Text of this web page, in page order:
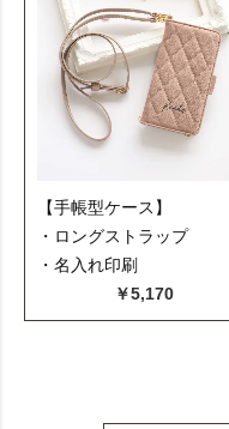
【手帳型ケース】
・ロングストラップ
・名入れ印刷
￥5,170